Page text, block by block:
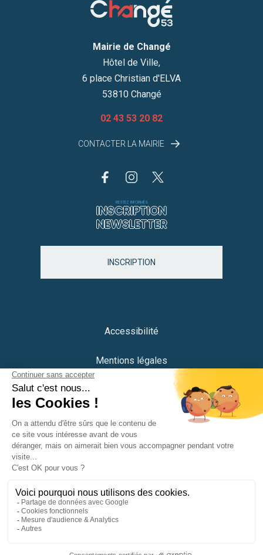
Mairie de Changé
Hôtel de Ville,
6 place Christian d'ELVA
53810 Changé
02 43 53 20 82
CONTACTER LA MAIRIE
RESTEZ INFORMÉS
INSCRIPTION
NEWSLETTER
INSCRIPTION
Accessibilité
Mentions légales
Protection des données
Plan du site
Crédits